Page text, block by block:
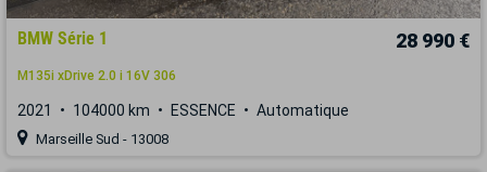
BMW Série 1 28 990 €
M135i xDrive 2.0 i 16V 306
2021 104000 km ESSENCE Automatique
Marseille Sud - 13008